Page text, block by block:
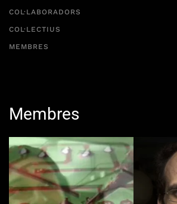
COL·LABORADORS
COL·LECTIUS
MEMBRES
Membres